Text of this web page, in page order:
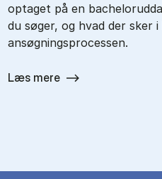
optaget på en
du søger, og hvad der sker
ansøgningsprocessen.
Læs mere